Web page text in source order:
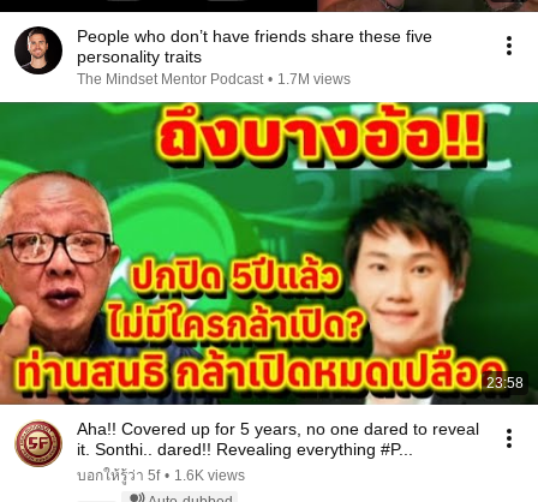
People who don’t have friends share these five
personality traits
The Mindset Mentor Podcast • 1.7M views
23:58
Aha!! Covered up for 5 years, no one dared to reveal
it. Sonthi.. dared!! Revealing everything #P...
บอกให้รู้ว่า 5f • 1.6K views